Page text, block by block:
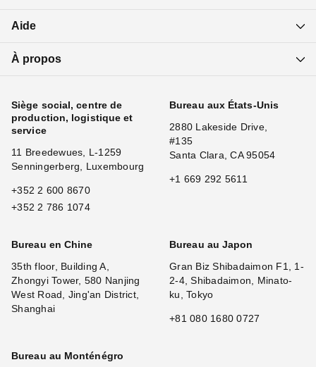
Aide
À propos
Siège social, centre de
production, logistique et
service
11 Breedewues, L-1259
Senningerberg, Luxembourg
+352 2 600 8670
+352 2 786 1074
Bureau aux États-Unis
2880 Lakeside Drive,
#135
Santa Clara, CA 95054
+1 669 292 5611
Bureau en Chine
35th floor, Building A,
Zhongyi Tower, 580 Nanjing
West Road, Jing'an District,
Shanghai
Bureau au Japon
Gran Biz Shibadaimon F1, 1-
2-4, Shibadaimon, Minato-
ku, Tokyo
+81 080 1680 0727
Bureau au Monténégro